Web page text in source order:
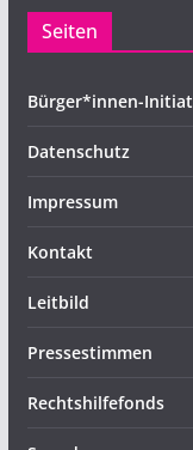
Seiten
Bürger*innen-
Datenschutz
Impressum
Kontakt
Leitbild
Pressestimmen
Rechtshilfefonds